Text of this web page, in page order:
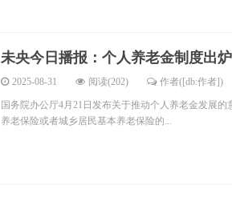
未央今日播报：个人养老金制度出
2025-08-31 阅读(202) 作者([db:作者])
国务院办公厅4月21日发布关于推动个人养老金发展
养老保险或者城乡居民基本养老保险的...